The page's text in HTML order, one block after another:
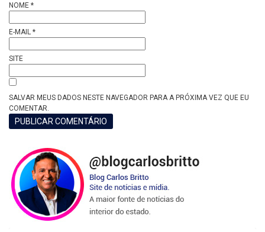
NOME *
E-MAIL *
SITE
SALVAR MEUS DADOS NESTE NAVEGADOR PARA A PRÓXIMA VEZ QUE EU
COMENTAR.